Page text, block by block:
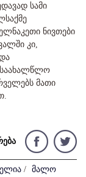
სამი
ნივთები
კი,
საახალწლო
მათი
/ მალო